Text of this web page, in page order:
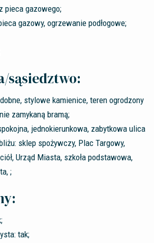
pieca gazowego;
gazowy, ogrzewanie podłogowe;
sąsiedztwo:
stylowe kamienice, teren ogrodzony
zamykaną bramą;
jednokierunkowa, zabytkowa ulica
sklep spożywczy, Plac Targowy,
Urząd Miasta, szkoła podstawowa,
;
tak;